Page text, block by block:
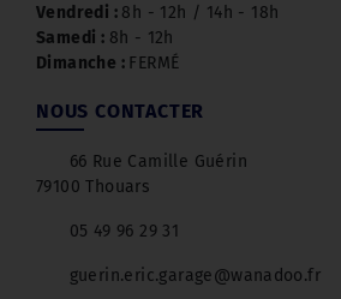
Vendredi : 8h - 12h / 14h - 18h
Samedi : 8h - 12h
Dimanche : FERMÉ
NOUS CONTACTER
66 Rue Camille Guérin
79100 Thouars
05 49 96 29 31
guerin.eric.garage@wanadoo.fr